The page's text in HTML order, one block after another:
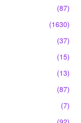
(87)
(1630)
(37)
(15)
(13)
(87)
(7)